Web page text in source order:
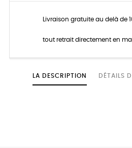
Livraison gratuite au delà de
tout retrait directement en
LA DESCRIPTION DÉTAILS